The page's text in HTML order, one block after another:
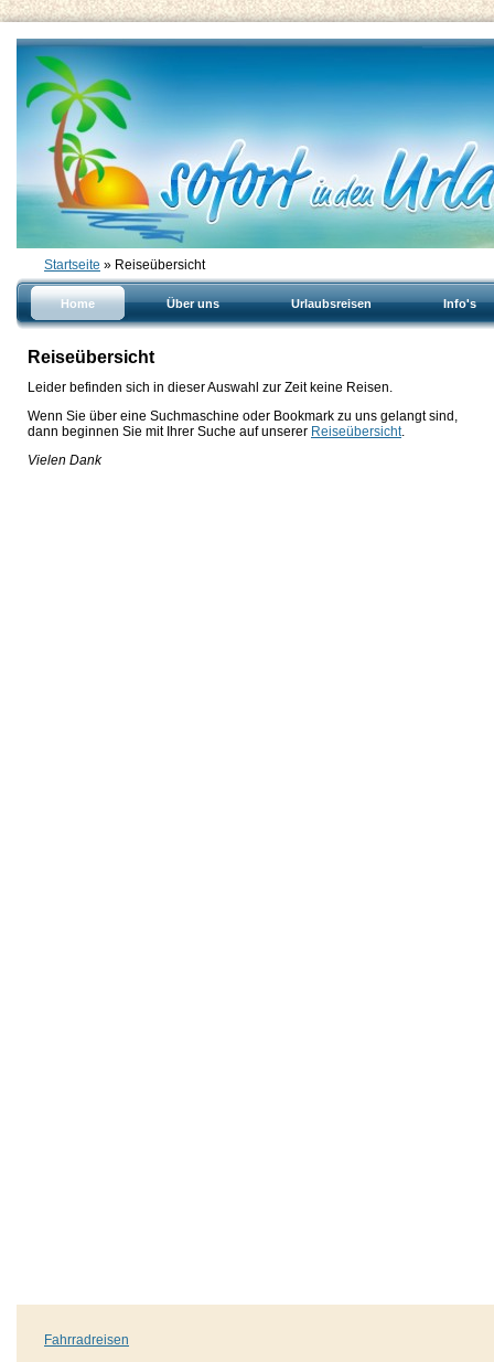
Startseite » Reiseübersicht
Home Über uns Urlaubsreisen Info's
Reiseübersicht
Leider befinden sich in dieser Auswahl zur Zeit keine Reisen.
Wenn Sie über eine Suchmaschine oder Bookmark zu uns gelangt sind,
dann beginnen Sie mit Ihrer Suche auf unserer Reiseübersicht.
Vielen Dank
Fahrradreisen